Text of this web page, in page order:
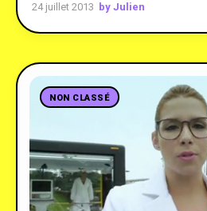
24 juillet 2013 by Julien
NON CLASSÉ